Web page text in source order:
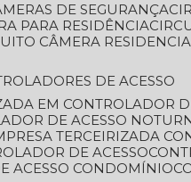
DE SEGURANÇA
PARA RESIDÊNCIA
CÂMERA
DE ACESSO
EM CONTROLADOR
DE ACESSO
TERCEIRIZADA
DE ACESSO
ACESSO CONDOMÍNIO